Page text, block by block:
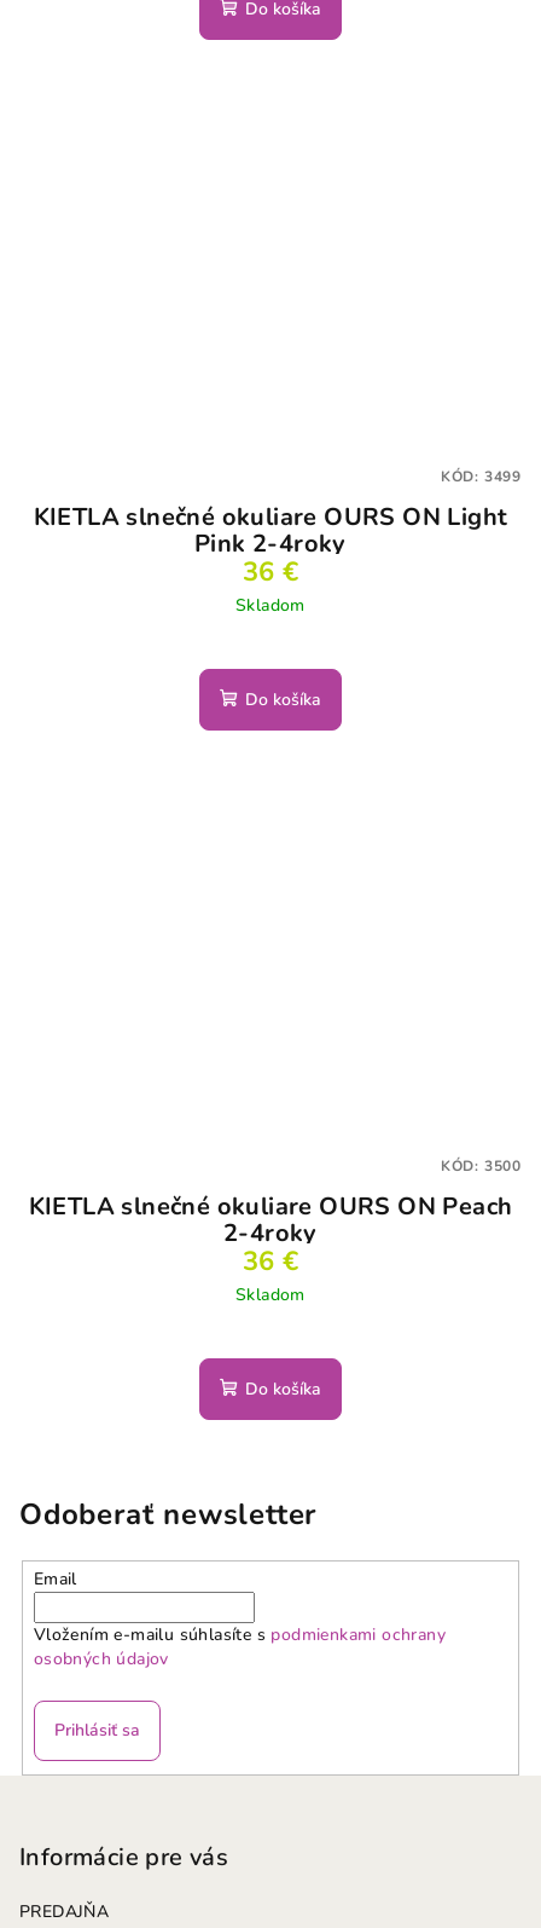
Do košíka
KIETLA slnečné okuliare OURS ON Light
Pink 2-4roky
36 €
Skladom
Do košíka
KÓD: 3499
KIETLA slnečné okuliare OURS ON Peach
2-4roky
36 €
Skladom
Do košíka
KÓD: 3500
Odoberať newsletter
Email
Vložením e-mailu súhlasíte s podmienkami ochrany
osobných údajov
Prihlásiť sa
Informácie pre vás
PREDAJŇA